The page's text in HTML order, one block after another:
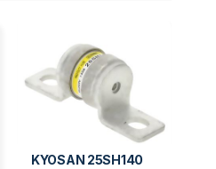
KYOSAN 25SH140